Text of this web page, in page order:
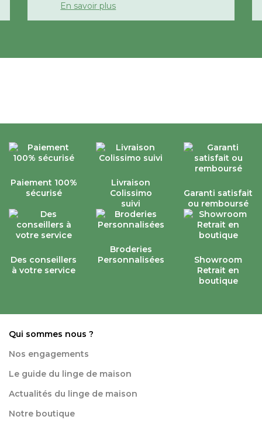
En savoir plus
Paiement 100%
sécurisé
Livraison
Colissimo
suivi
Garanti satisfait
ou remboursé
Des conseillers
à votre service
Broderies
Personnalisées
Showroom
Retrait en
boutique
Qui sommes nous ?
Nos engagements
Le guide du linge de maison
Actualités du linge de maison
Notre boutique